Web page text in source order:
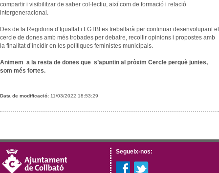
compartir i visibilitzar de saber col·lectiu, així com de formació i relació
intergeneracional.
Des de la Regidoria d’Igualtat i LGTBI es treballarà per continuar desenvolupant el
cercle de dones amb més trobades per debatre, recollir opinions i propostes amb
la finalitat d’incidir en les polítiques feministes municipals.
Animem a la resta de dones que s’apuntin al pròxim Cercle perquè juntes,
som més fortes.
Data de modificació: 11/03/2022 18:53:29
Segueix-nos: